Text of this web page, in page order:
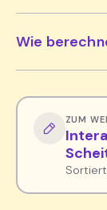
Wie
ZUM